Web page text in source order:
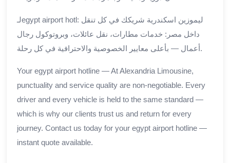
لـegypt airport hotl: ليموزين اسكندرية شريكك في كل تنقل
داخل مصر: خدمات مطارات، نقل عائلات، وبروتوكول رجال
أعمال — بأعلى معايير الخصوصية والاحترافية في كل رحلة.
Your egypt airport hotline — At Alexandria Limousine,
punctuality and service quality are non-negotiable. Every
driver and every vehicle is held to the same standard —
which is why our clients trust us and return for every
journey. Contact us today for your egypt airport hotline —
instant quote available.